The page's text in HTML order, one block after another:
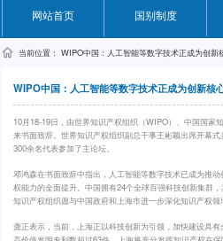
网站首页 国别制度
当前位置：WIPO中国：人工智能等数字技术正成为创新
WIPO中国：人工智能等数字技术正成为创新核
10月18-19日，由世界知识产权组织（WIPO）、中国国家
来书面致辞。世界知识产权组织副总干事王彬颖出席开幕
300余名代表参加了主论坛。
邓鸿森在书面致辞中指出，人工智能等数字技术已成为推
权能力的全面提升。中国拥有24个全球百强科技创新集群
知识产权组织愿与中国政府和上海市进一步深化知识产权
龚正表示，当前，上海正以科技创新为引领，加快建设具